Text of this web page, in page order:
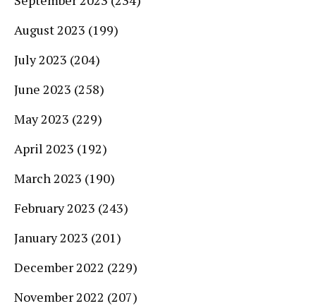
August 2023 (199)
July 2023 (204)
June 2023 (258)
May 2023 (229)
April 2023 (192)
March 2023 (190)
February 2023 (243)
January 2023 (201)
December 2022 (229)
November 2022 (207)